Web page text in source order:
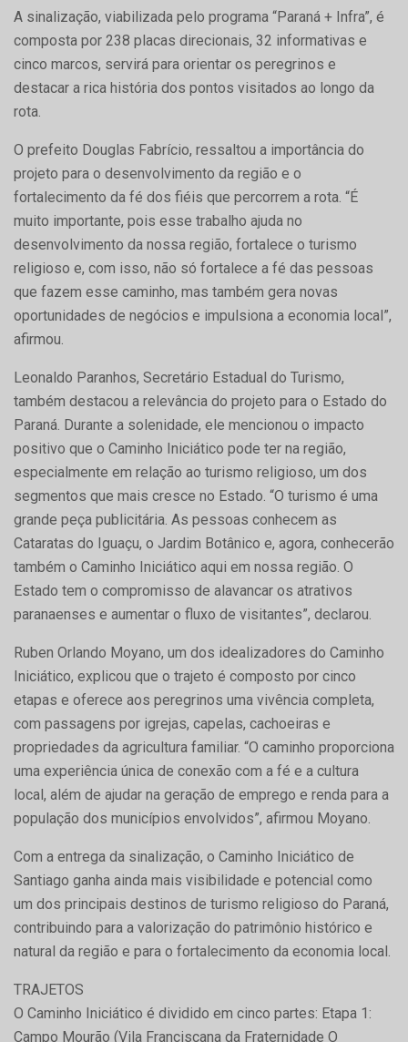
A sinalização, viabilizada pelo programa “Paraná + Infra”, é
composta por 238 placas direcionais, 32 informativas e
cinco marcos, servirá para orientar os peregrinos e
destacar a rica história dos pontos visitados ao longo da
rota.
O prefeito Douglas Fabrício, ressaltou a importância do
projeto para o desenvolvimento da região e o
fortalecimento da fé dos fiéis que percorrem a rota. “É
muito importante, pois esse trabalho ajuda no
desenvolvimento da nossa região, fortalece o turismo
religioso e, com isso, não só fortalece a fé das pessoas
que fazem esse caminho, mas também gera novas
oportunidades de negócios e impulsiona a economia local”,
afirmou.
Leonaldo Paranhos, Secretário Estadual do Turismo,
também destacou a relevância do projeto para o Estado do
Paraná. Durante a solenidade, ele mencionou o impacto
positivo que o Caminho Iniciático pode ter na região,
especialmente em relação ao turismo religioso, um dos
segmentos que mais cresce no Estado. “O turismo é uma
grande peça publicitária. As pessoas conhecem as
Cataratas do Iguaçu, o Jardim Botânico e, agora, conhecerão
também o Caminho Iniciático aqui em nossa região. O
Estado tem o compromisso de alavancar os atrativos
paranaenses e aumentar o fluxo de visitantes”, declarou.
Ruben Orlando Moyano, um dos idealizadores do Caminho
Iniciático, explicou que o trajeto é composto por cinco
etapas e oferece aos peregrinos uma vivência completa,
com passagens por igrejas, capelas, cachoeiras e
propriedades da agricultura familiar. “O caminho proporciona
uma experiência única de conexão com a fé e a cultura
local, além de ajudar na geração de emprego e renda para a
população dos municípios envolvidos”, afirmou Moyano.
Com a entrega da sinalização, o Caminho Iniciático de
Santiago ganha ainda mais visibilidade e potencial como
um dos principais destinos de turismo religioso do Paraná,
contribuindo para a valorização do patrimônio histórico e
natural da região e para o fortalecimento da economia local.
TRAJETOS
O Caminho Iniciático é dividido em cinco partes: Etapa 1:
Campo Mourão (Vila Franciscana da Fraternidade O